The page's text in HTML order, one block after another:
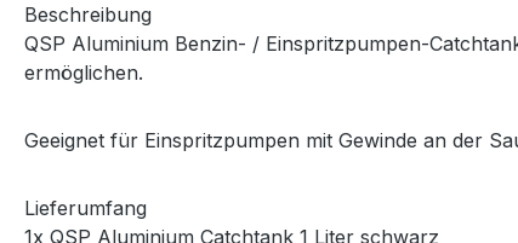
Beschreibung
QSP Aluminium Benzin- / Einspritzpumpen-
ermöglichen.
Geeignet für Einspritzpumpen mit Gewinde an der
Lieferumfang
1x QSP Aluminium Catchtank 1 Liter schwarz